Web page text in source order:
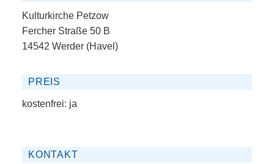
Kulturkirche Petzow
Fercher Straße 50 B
14542 Werder (Havel)
PREIS
kostenfrei: ja
KONTAKT